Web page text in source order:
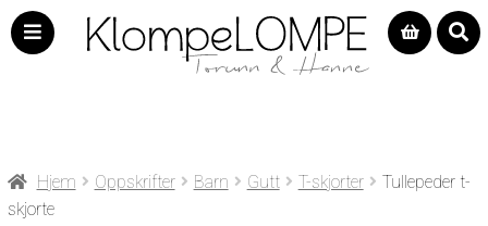
Hjem Oppskrifter Barn Gutt T-skjorter
Tullepeder t-
skjorte